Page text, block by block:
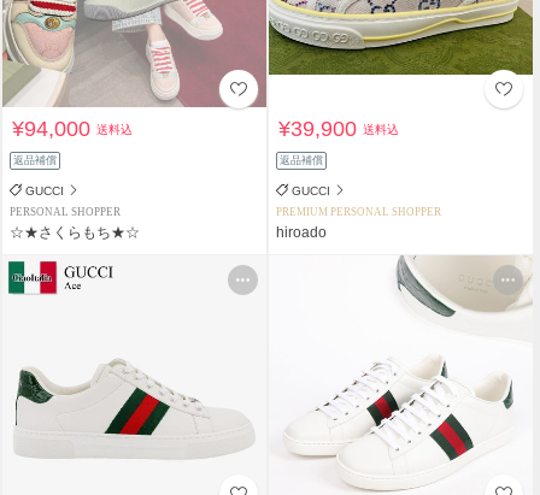
¥94,000送料込
返品補償
GUCCI
PERSONAL SHOPPER
☆★さくらもち★☆
¥39,900送料込
返品補償
GUCCI
PREMIUM PERSONAL SHOPPER
hiroado